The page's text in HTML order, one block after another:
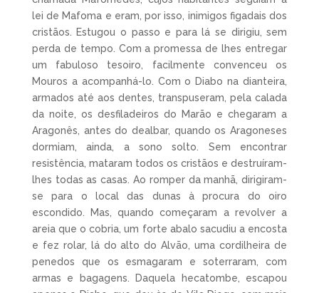
lei de Mafoma e eram, por isso, inimigos figadais dos
cristãos. Estugou o passo e para lá se dirigiu, sem
perda de tempo. Com a promessa de lhes entregar
um fabuloso tesoiro, facilmente convenceu os
Mouros a acompanhá-lo. Com o Diabo na dianteira,
armados até aos dentes, transpuseram, pela calada
da noite, os desfiladeiros do Marão e chegaram a
Aragonês, antes do dealbar, quando os Aragoneses
dormiam, ainda, a sono solto. Sem encontrar
resistência, mataram todos os cristãos e destruíram-
lhes todas as casas. Ao romper da manhã, dirigiram-
se para o local das dunas à procura do oiro
escondido. Mas, quando começaram a revolver a
areia que o cobria, um forte abalo sacudiu a encosta
e fez rolar, lá do alto do Alvão, uma cordilheira de
penedos que os esmagaram e soterraram, com
armas e bagagens. Daquela hecatombe, escapou